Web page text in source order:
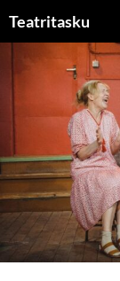
sisu
Teatritasku